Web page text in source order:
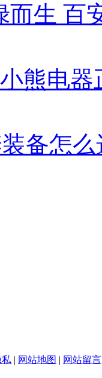
而生 百
熊电
备怎
| 网站地图 | 网站留言